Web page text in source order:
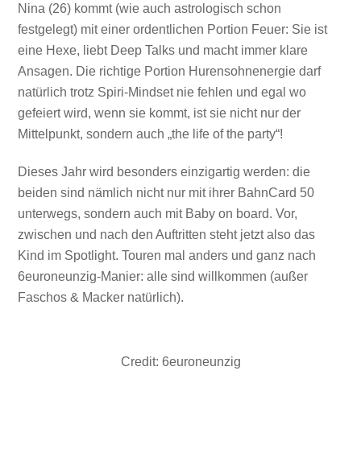
Nina (26) kommt (wie auch astrologisch schon
festgelegt) mit einer ordentlichen Portion Feuer: Sie ist
eine Hexe, liebt Deep Talks und macht immer klare
Ansagen. Die richtige Portion Hurensohnenergie darf
natürlich trotz Spiri-Mindset nie fehlen und egal wo
gefeiert wird, wenn sie kommt, ist sie nicht nur der
Mittelpunkt, sondern auch „the life of the party“!
Dieses Jahr wird besonders einzigartig werden: die
beiden sind nämlich nicht nur mit ihrer BahnCard 50
unterwegs, sondern auch mit Baby on board. Vor,
zwischen und nach den Auftritten steht jetzt also das
Kind im Spotlight. Touren mal anders und ganz nach
6euroneunzig-Manier: alle sind willkommen (außer
Faschos & Macker natürlich).
Credit: 6euroneunzig